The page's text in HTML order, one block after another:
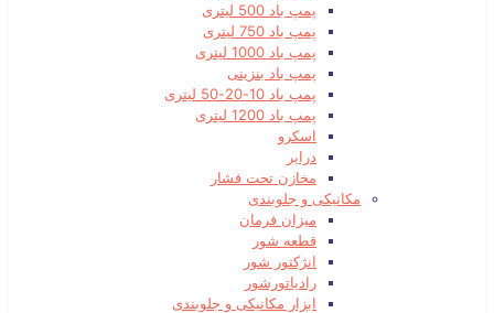
پمپ باد 500 لیتری
پمپ باد 750 لیتری
پمپ باد 1000 لیتری
پمپ باد بنزینی
پمپ باد 10-20-50 لیتری
پمپ باد 1200 لیتری
اسکرو
درایر
مخازن تحت فشار
مکانیکی و جلوبندی
میزان فرمان
قطعه شور
انژکتور شور
رادیاتورشور
ابزار مکانیکی و جلوبندی